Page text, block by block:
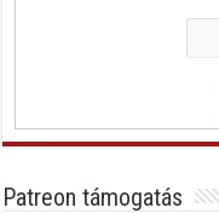
Patreon támogatás